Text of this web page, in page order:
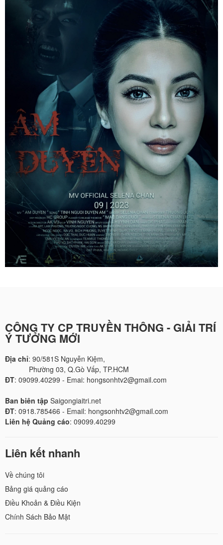
CÔNG TY CP TRUYỀN THÔNG - GIẢI TRÍ
Ý TƯỞNG MỚI
Địa chỉ: 90/581S Nguyễn Kiệm,
Phường 03, Q.Gò Vấp, TP.HCM
ĐT: 09099.40299 - Emai: hongsonhtv2@gmail.com
Ban biên tập Saigongiaitri.net
ĐT: 0918.785466 - Email: hongsonhtv2@gmail.com
Liên hệ Quảng cáo: 09099.40299
Liên kết nhanh
Về chúng tôi
Bảng giá quảng cáo
Điều Khoản & Điều Kiện
Chính Sách Bảo Mật